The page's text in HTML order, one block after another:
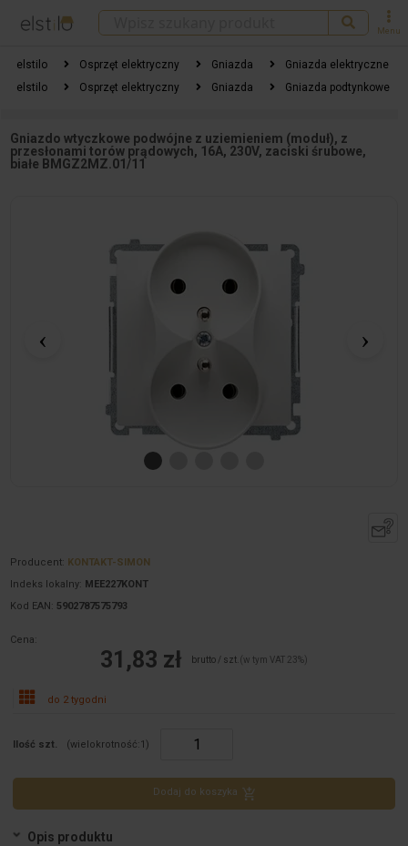
Menu
elstilo Osprzęt elektryczny Gniazda
Gniazda elektryczne
elstilo
Osprzęt elektryczny Gniazda Gniazda podtynkowe
Gniazdo wtyczkowe podwójne z uziemieniem (moduł), z
przesłonami torów prądowych, 16A, 230V, zaciski śrubowe,
białe BMGZ2MZ.01/11
Producent: KONTAKT-SIMON
Indeks lokalny: MEE227KONT
Kod EAN: 5902787575793
Cena:
31,83 zł brutto / szt. (w tym VAT 23%)
do 2 tygodni
Ilość szt. (wielokrotność:1 )
Dodaj do koszyka
Opis produktu